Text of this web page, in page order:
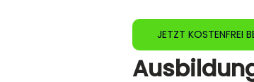
JETZT KOSTENFREI